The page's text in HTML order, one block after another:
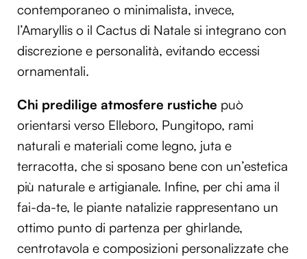
contemporaneo o minimalista, invece,
l’Amaryllis o il Cactus di Natale si integrano con
discrezione e personalità, evitando eccessi
ornamentali.
Chi predilige atmosfere rustiche può
orientarsi verso Elleboro, Pungitopo, rami
naturali e materiali come legno, juta e
terracotta, che si sposano bene con un’estetica
più naturale e artigianale. Infine, per chi ama il
fai-da-te, le piante natalizie rappresentano un
ottimo punto di partenza per ghirlande,
centrotavola e composizioni personalizzate che